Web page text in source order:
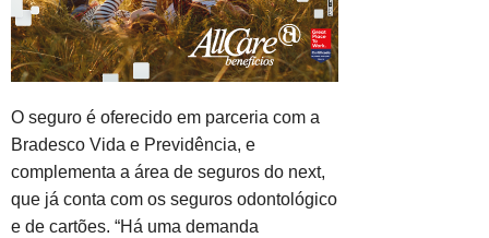
O seguro é oferecido em parceria com a
Bradesco Vida e Previdência, e
complementa a área de seguros do next,
que já conta com os seguros odontológico
e de cartões. “Há uma demanda